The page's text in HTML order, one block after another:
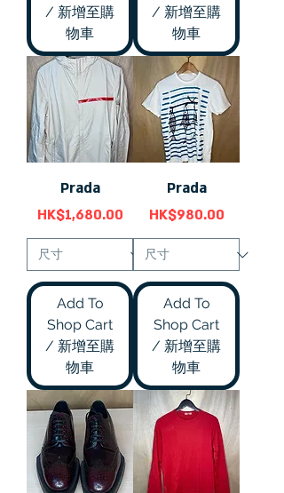
/ 新增至購
物車
/ 新增至購
物車
Prada
價格
HK$1,680.00
Add To
Shop Cart
/ 新增至購
物車
Prada
價格
HK$980.00
Add To
Shop Cart
/ 新增至購
物車